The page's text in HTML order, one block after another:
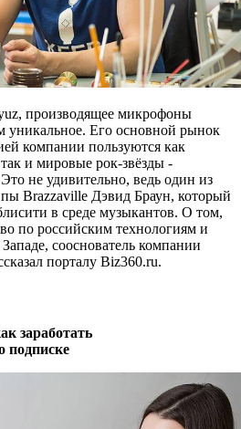
производящее микрофоны
уникальное. Его основной рынок
компании пользуются как
и мировые рок-звёзды -
не удивительно, ведь один из
Brazzaville Дэвид Браун, который
в среде музыкантов. О том,
по российским технологиям и
сооснователь компании
порталу Biz360.ru.
заработать
подписке